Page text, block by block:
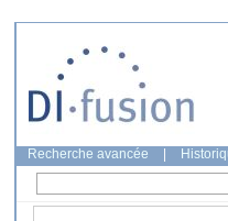
Recherche avancée